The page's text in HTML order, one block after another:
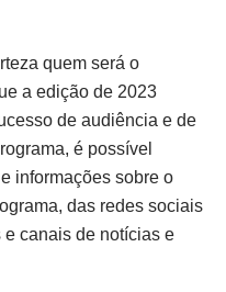
quem será o
a edição de 2023
de audiência e de
é possível
informações sobre o
das redes sociais
canais de notícias e